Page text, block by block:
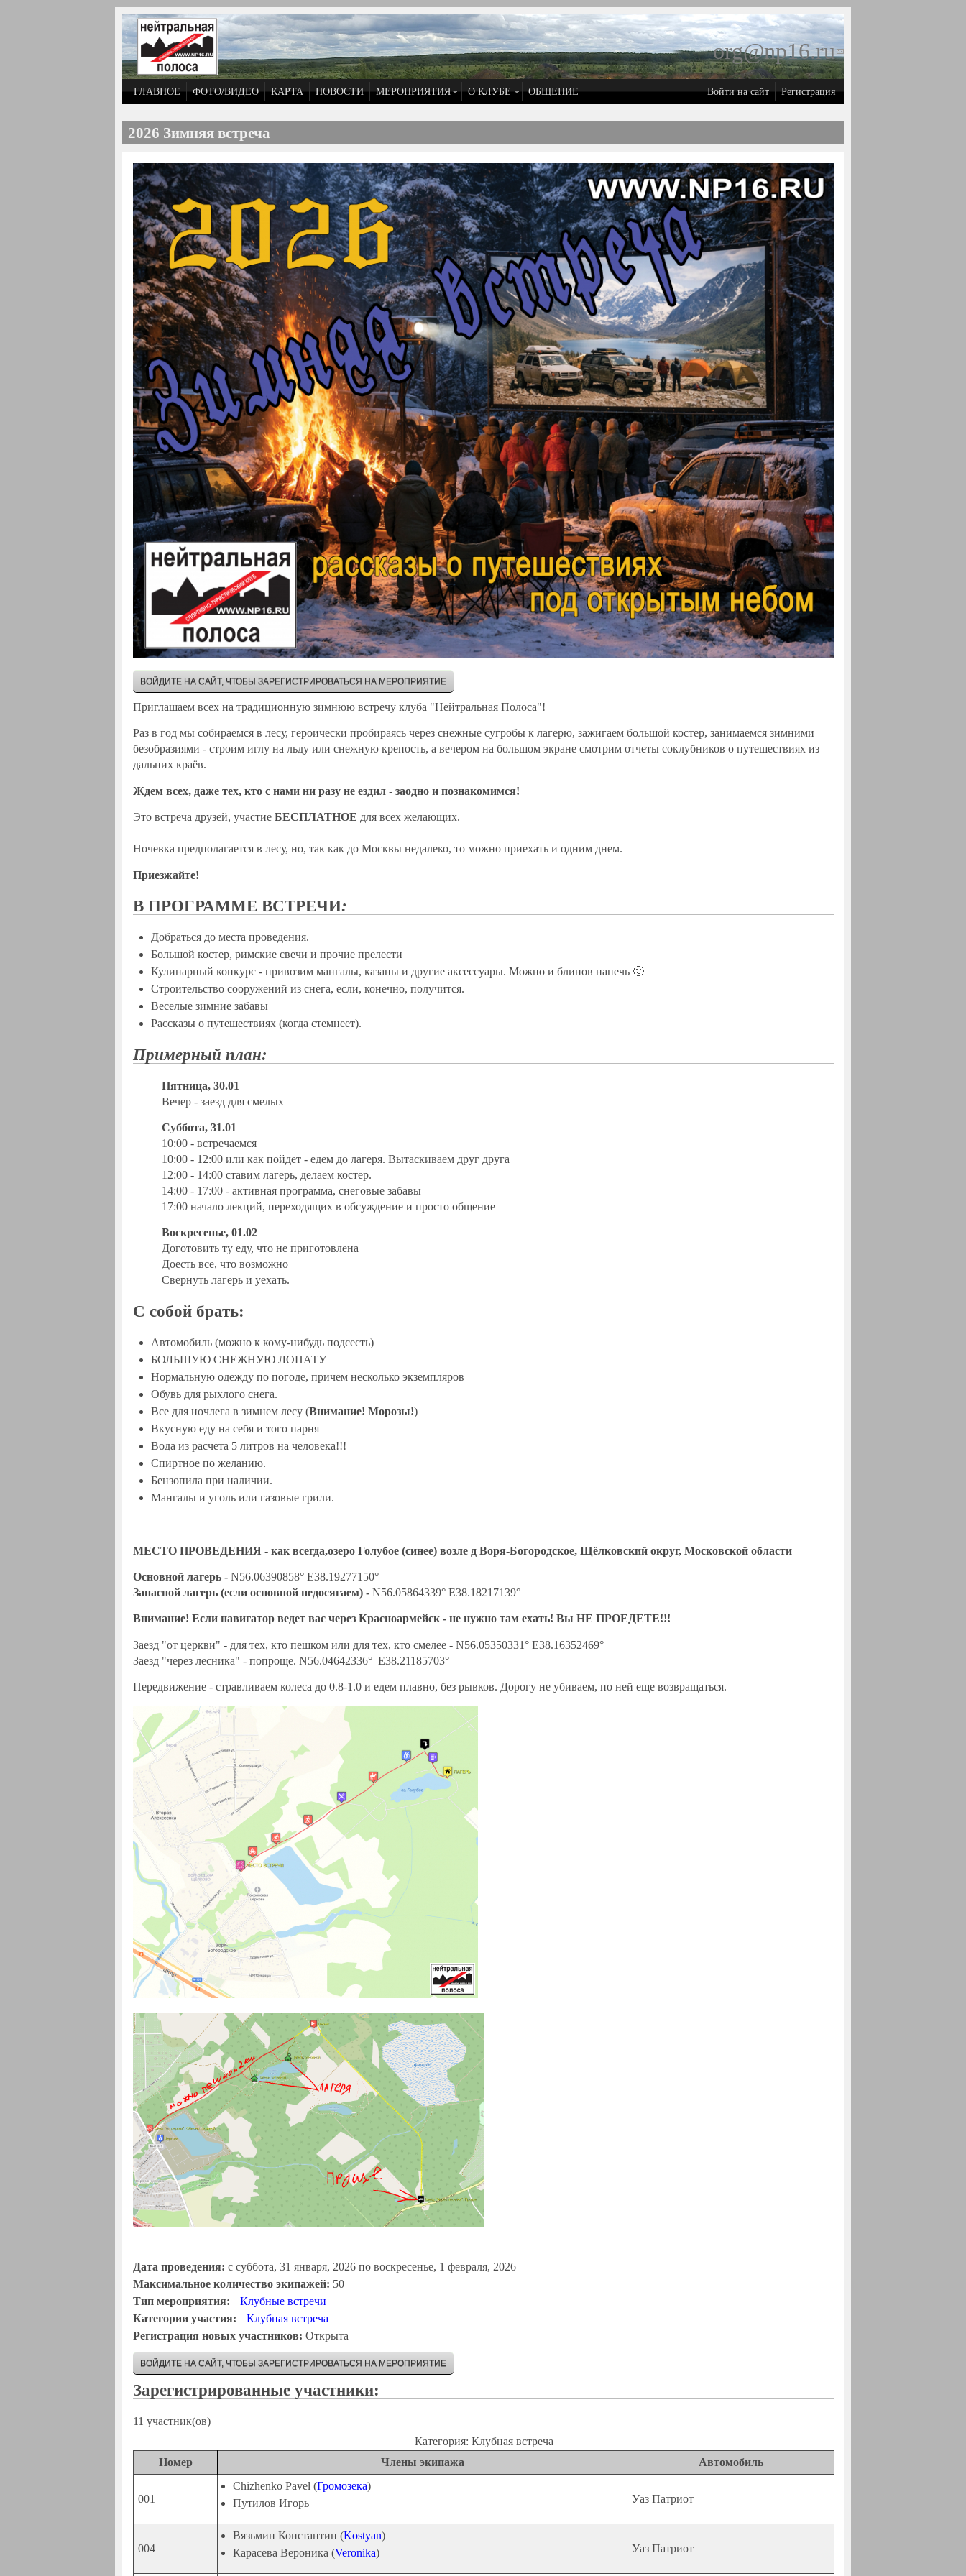
Перейти к основному содержанию
org@np16.ru(ссылка для
отправки
ГЛАВНОЕ ФОТО/ВИДЕО КАРТА НОВОСТИ МЕРОПРИЯТИЯ О КЛУБЕ ОБЩЕНИЕ Войти на сайт Регистрация
2026 Зимняя встреча
ВОЙДИТЕ НА САЙТ, ЧТОБЫ ЗАРЕГИСТРИРОВАТЬСЯ НА МЕРОПРИЯТИЕ
Приглашаем всех на традиционную зимнюю встречу клуба "Нейтральная Полоса"!
Раз в год мы собираемся в лесу, героически пробираясь через снежные сугробы к лагерю, зажигаем большой костер, занимаемся зимними
безобразиями - строим иглу на льду или снежную крепость, а вечером на большом экране смотрим отчеты соклубников о путешествиях из
дальних краёв.
Ждем всех, даже тех, кто с нами ни разу не ездил - заодно и познакомимся!
Это встреча друзей, участие БЕСПЛАТНОЕ для всех желающих.
Ночевка предполагается в лесу, но, так как до Москвы недалеко, то можно приехать и одним днем.
Приезжайте!
В ПРОГРАММЕ ВСТРЕЧИ:
Добраться до места проведения.
Большой костер, римские свечи и прочие прелести
Кулинарный конкурс - привозим мангалы, казаны и другие аксессуары. Можно и блинов напечь 🙂
Строительство сооружений из снега, если, конечно, получится.
Веселые зимние забавы
Рассказы о путешествиях (когда стемнеет).
Примерный план:
Пятница, 30.01
Вечер - заезд для смелых
Суббота, 31.01
10:00 - встречаемся
10:00 - 12:00 или как пойдет - едем до лагеря. Вытаскиваем друг друга
12:00 - 14:00 ставим лагерь, делаем костер.
14:00 - 17:00 - активная программа, снеговые забавы
17:00 начало лекций, переходящих в обсуждение и просто общение
Воскресенье, 01.02
Доготовить ту еду, что не приготовлена
Доесть все, что возможно
Свернуть лагерь и уехать.
С собой брать:
Автомобиль (можно к кому-нибудь подсесть)
БОЛЬШУЮ СНЕЖНУЮ ЛОПАТУ
Нормальную одежду по погоде, причем несколько экземпляров
Обувь для рыхлого снега.
Все для ночлега в зимнем лесу (Внимание! Морозы!)
Вкусную еду на себя и того парня
Вода из расчета 5 литров на человека!!!
Спиртное по желанию.
Бензопила при наличии.
Мангалы и уголь или газовые грили.
МЕСТО ПРОВЕДЕНИЯ - как всегда,озеро Голубое (синее) возле д Воря-Богородское, Щёлковский округ, Московской области
Основной лагерь - N56.06390858° E38.19277150°
Запасной лагерь (если основной недосягаем) - N56.05864339° E38.18217139°
Внимание! Если навигатор ведет вас через Красноармейск - не нужно там ехать! Вы НЕ ПРОЕДЕТЕ!!!
Заезд "от церкви" - для тех, кто пешком или для тех, кто смелее - N56.05350331° E38.16352469°
Заезд "через лесника" - попроще. N56.04642336° E38.21185703°
Передвижение - стравливаем колеса до 0.8-1.0 и едем плавно, без рывков. Дорогу не убиваем, по ней еще возвращаться.
Дата проведения: с суббота, 31 января, 2026 по воскресенье, 1 февраля, 2026
Максимальное количество экипажей: 50
Тип мероприятия:
Клубные встречи
Категории участия:
Клубная встреча
Регистрация новых участников: Открыта
ВОЙДИТЕ НА САЙТ, ЧТОБЫ ЗАРЕГИСТРИРОВАТЬСЯ НА МЕРОПРИЯТИЕ
Зарегистрированные участники:
11 участник(ов)
Категория: Клубная встреча
Номер
Члены экипажа Автомобиль
001
Chizhenko Pavel (Громозека)
Путилов Игорь
Уаз Патриот
004
Вязьмин Константин (Kostyan)
Карасева Вероника (Veronika) Уаз Патриот